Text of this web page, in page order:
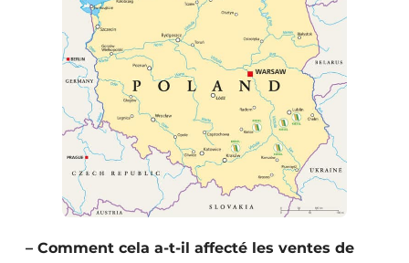
– Comment cela a-t-il affecté les ventes de